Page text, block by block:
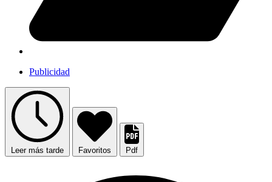
Publicidad
Leer más tarde Favoritos Pdf